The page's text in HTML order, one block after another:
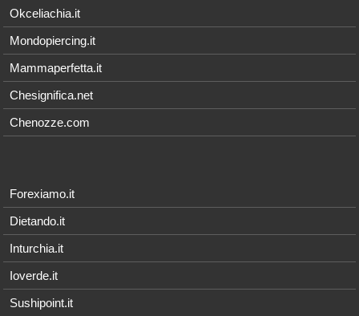
Okceliachia.it
Mondopiercing.it
Mammaperfetta.it
Chesignifica.net
Chenozze.com
Forexiamo.it
Dietando.it
Inturchia.it
Ioverde.it
Sushipoint.it